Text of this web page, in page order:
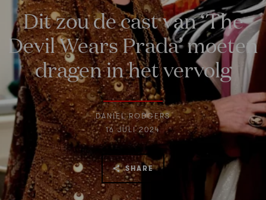
Dit zou de cast van ‘The
Devil Wears Prada’ moeten
dragen in het vervolg
DANIEL RODGERS
16 JULI 2024
SHARE